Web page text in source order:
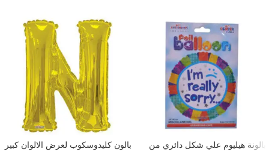
بالونة هيليوم علي شكل دائري من
بالون كليدوسكوب لعرض الالوان كبير